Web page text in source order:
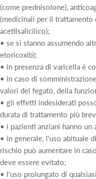
(come prednisolone),
(medicinali per il trattamento
acetilsalicilico);
• se si stanno assumendo
etoricoxib);
• in presenza di varicella è
• in caso di
valori del fegato, della
• gli effetti indesiderati
durata di trattamento più
• i pazienti anziani hanno
• in generale, l'uso abituale
rischio può aumentare in
deve essere evitato;
• l'uso prolungato di